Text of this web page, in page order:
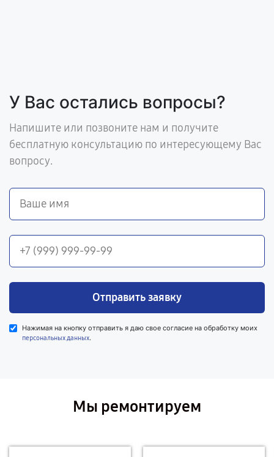
У Вас остались вопросы?
Напишите или позвоните нам и получите
бесплатную консультацию по интересующему Вас
вопросу.
Отправить заявку
Нажимая на кнопку отправить я даю свое согласие на обработку моих
персональных данных.
Мы ремонтируем